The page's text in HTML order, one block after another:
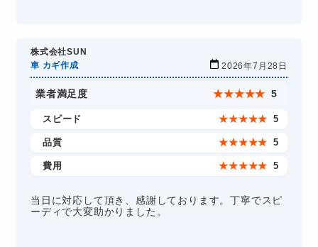
株式会社SUN
車 カギ作成
2026年7月28日
業者満足度 ★★★★★ 5
スピード ★★★★★ 5
品質 ★★★★★ 5
費用 ★★★★★ 5
当日に対応して頂き、感謝しております。丁寧でスピ
ーディで大変助かりました。